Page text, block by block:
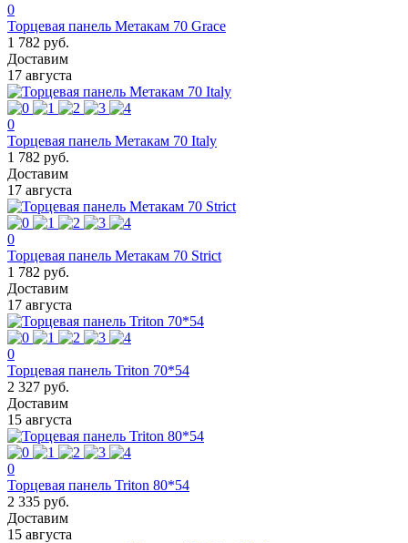
0
Торцевая панель Метакам 70 Grace
1 782 руб.
Доставим
17 августа
0
Торцевая панель Метакам 70 Italy
1 782 руб.
Доставим
17 августа
0
Торцевая панель Метакам 70 Strict
1 782 руб.
Доставим
17 августа
0
Торцевая панель Triton 70*54
2 327 руб.
Доставим
15 августа
0
Торцевая панель Triton 80*54
2 335 руб.
Доставим
15 августа